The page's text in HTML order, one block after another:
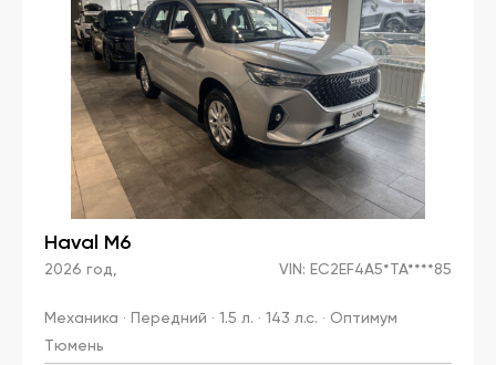
Haval M6
2026 год, VIN: EC2EF4A5*TA****85
Механика · Передний · 1.5 л. · 143 л.с. · Оптимум
Тюмень